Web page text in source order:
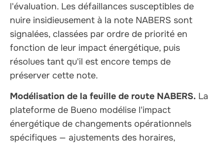
l'évaluation. Les défaillances susceptibles de
nuire insidieusement à la note NABERS sont
signalées, classées par ordre de priorité en
fonction de leur impact énergétique, puis
résolues tant qu'il est encore temps de
préserver cette note.
Modélisation de la feuille de route NABERS. La
plateforme de Bueno modélise l'impact
énergétique de changements opérationnels
spécifiques — ajustements des horaires,